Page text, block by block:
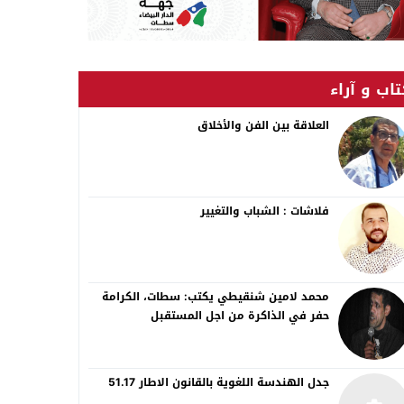
و آراء
العلاقة بين الفن والأخلاق
فلاشات : الشباب والتغيير
محمد لامين شنقيطي يكتب: سطات، الكرامة
حفر في الذاكرة من اجل المستقبل
جدل الهندسة اللغوية بالقانون الاطار 51.17